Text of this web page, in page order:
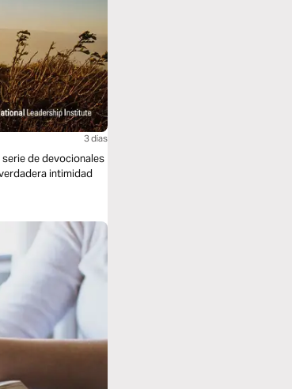
3 dias
de devocionales
intimidad